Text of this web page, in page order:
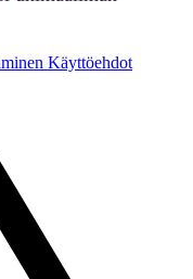
Käyttöehdot